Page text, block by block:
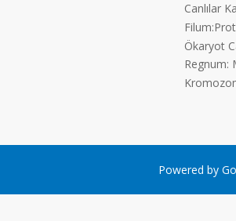
Canlılar
Ökaryot
Regnum:
Powered by